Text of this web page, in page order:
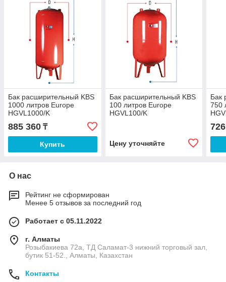
Бак расширительный KBS
1000 литров Europe
HGVL1000/K
885 360 ₸
Купить
Бак расширительный KBS
100 литров Europe
HGVL100/K
Цену уточняйте
Бак
750
О нас
Рейтинг не сформирован
Менее 5 отзывов за последний год
Работает с 05.11.2022
г. Алматы
Розыбакиева 72а, ТД Саламат-3 нижний торговый зал,
бутик 51-52., Алматы, Казахстан
Контакты